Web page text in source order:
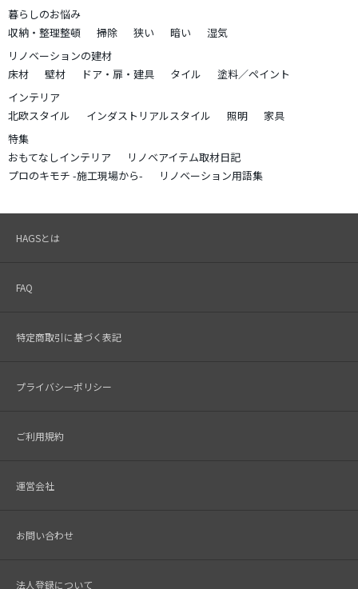
暮らしのお悩み
収納・整理整頓
掃除 狭い 暗い
湿気
リノベーションの建材
床材
壁材 ドア・扉・建具 タイル
塗料／ペイント
インテリア
北欧スタイル
インダストリアルスタイル 照明
家具
特集
おもてなしインテリア
リノベアイテム取材日記
プロのキモチ -施工現場から-
リノベーション用語集
HAGSとは
FAQ
特定商取引に基づく表記
プライバシーポリシー
ご利用規約
運営会社
お問い合わせ
法人登録について